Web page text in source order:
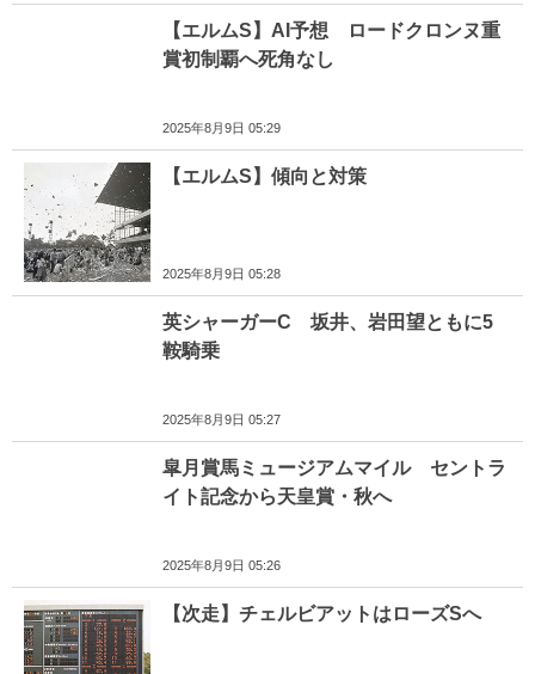
【エルムS】AI予想 ロードクロンヌ重
賞初制覇へ死角なし
2025年8月9日 05:29
【エルムS】傾向と対策
2025年8月9日 05:28
英シャーガーC 坂井、岩田望ともに5
鞍騎乗
2025年8月9日 05:27
皐月賞馬ミュージアムマイル セントラ
イト記念から天皇賞・秋へ
2025年8月9日 05:26
【次走】チェルビアットはローズSへ